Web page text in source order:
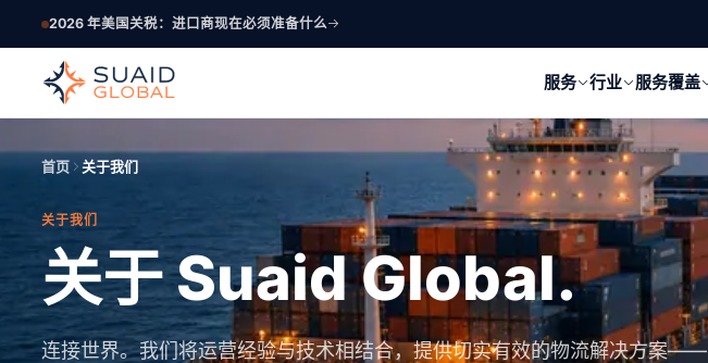
2026 年美国关税：进口商现在必须准备什么
服务 行业 服务覆盖
首页 关于我们
关于我们
关于 Suaid Global.
连接世界。我们将运营经验与技术相结合，提供切实有效的物流解决方案——